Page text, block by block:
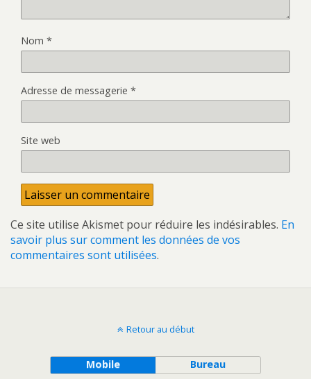
Nom *
Adresse de messagerie *
Site web
Ce site utilise Akismet pour réduire les indésirables. En
savoir plus sur comment les données de vos
commentaires sont utilisées.
Retour au début
Mobile Bureau